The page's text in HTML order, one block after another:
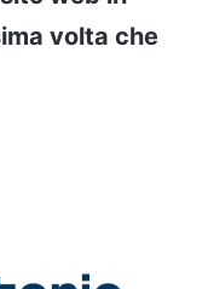
volta che